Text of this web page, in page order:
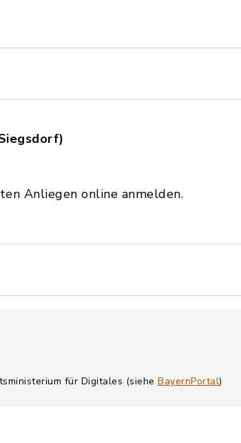
Anliegen online anmelden.
für Digitales (siehe BayernPortal)